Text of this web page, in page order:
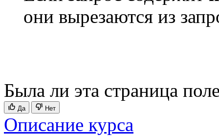
они вырезаются из
Была ли эта страница
Да Нет
Описание курса